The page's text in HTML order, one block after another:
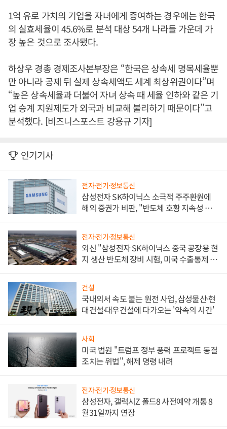
1억 유로 가치의 기업을 자녀에게 증여하는 경우에는 한국
의 실효세율이 45.6%로 분석 대상 54개 나라들 가운데 가
장 높은 것으로 조사됐다.
하상우 경총 경제조사본부장은 “한국은 상속세 명목세율뿐
만 아니라 공제 뒤 실제 상속세액도 세계 최상위권이다”며
“높은 상속세율과 더불어 자녀 상속 때 세율 인하와 같은 기
업 승계 지원제도가 외국과 비교해 불리하기 때문이다”고
분석했다. [비즈니스포스트 강용규 기자]
인기기사
전자·전기·정보통신
삼성전자 SK하이닉스 소극적 주주환원에
해외 증권가 비판, "반도체 호황 지속성 의
전자·전기·정보통신
외신 "삼성전자 SK하이닉스 중국 공장용 현
지 생산 반도체 장비 시험, 미국 수출통제 대
건설
국내외서 속도 붙는 원전 사업, 삼성물산·현
대건설·대우건설에 다가오는 '약속의 시간'
사회
미국 법원 "트럼프 정부 풍력 프로젝트 동결
조치는 위법", 해제 명령 내려
전자·전기·정보통신
삼성전자, 갤럭시Z 폴드8 사전예약 개통 8
월31일까지 연장